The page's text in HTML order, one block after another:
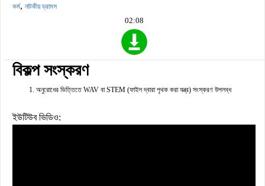
কর্ম, নাটকীয় ড্রামস
02:08
বিকল্প সংস্করণ
অনুরোধের ভিত্তিতে WAV বা STEM (ফাইল দ্বারা পৃথক করা যন্ত্র) সংস্করণ উপলব্ধ
ইউটিউব ভিডিও: